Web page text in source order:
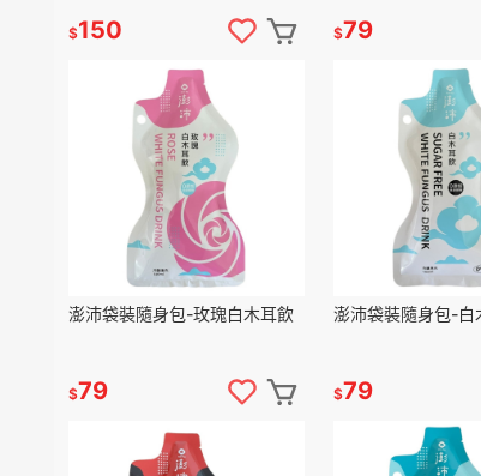
$150 $79
澎沛袋裝隨身包-玫瑰白木耳飲
$79
澎沛袋裝隨身包-白
$79